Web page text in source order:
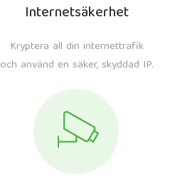
Internetsäkerhet
Kryptera all din internettrafik
och använd en säker, skyddad IP.